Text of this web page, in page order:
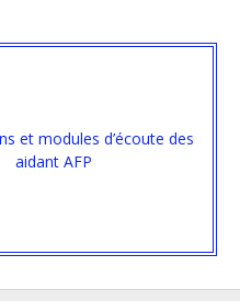
et modules d’écoute des
aidant AFP